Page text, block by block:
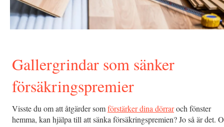
Gallergrindar som sänker
försäkringspremier
Visste du om att åtgärder somförstärker dina dörraroch fönster
hemma, kan hjälpa till att sänka försäkringspremien? Jo så är det.